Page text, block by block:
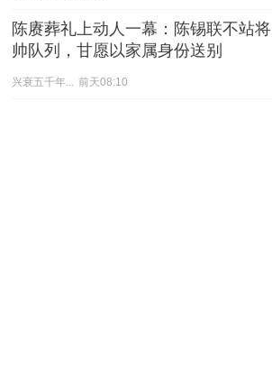
陈赓葬礼上动人一幕：陈锡联不站将
帅队列，甘愿以家属身份送别
兴衰五千年... 前天08:10